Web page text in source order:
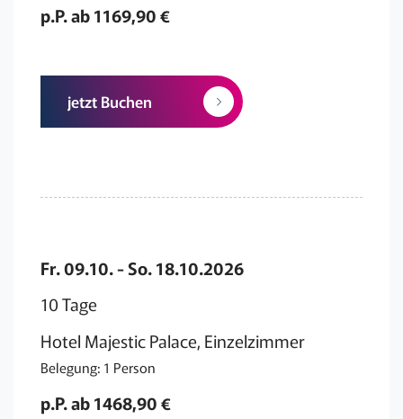
p.P. ab 1169,90 €
jetzt Buchen
Fr. 09.10. - So. 18.10.2026
10 Tage
Hotel Majestic Palace, Einzelzimmer
Belegung: 1 Person
p.P. ab 1468,90 €